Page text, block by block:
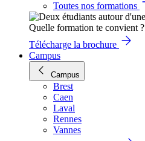
Toutes nos formations
Quelle formation te convient ?
Télécharge la brochure
Campus
Campus
Brest
Caen
Laval
Rennes
Vannes